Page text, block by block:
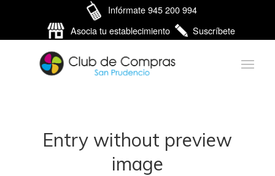
Infórmate 945 200 994
Asocia tu establecimiento
Suscríbete
Entry without preview
image